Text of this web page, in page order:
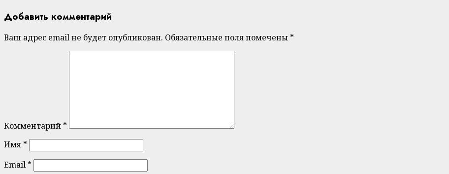
Добавить комментарий
Ваш адрес email не будет опубликован. Обязательные поля помечены *
Комментарий *
Имя *
Email *